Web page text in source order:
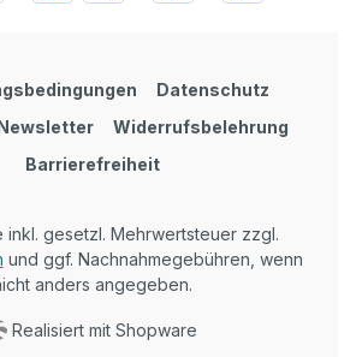
Datenschutz
Widerrufsbelehrung
Barrierefreiheit
inkl. gesetzl. Mehrwertsteuer zzgl.
und ggf. Nachnahmegebühren, wenn
anders angegeben.
Realisiert mit Shopware